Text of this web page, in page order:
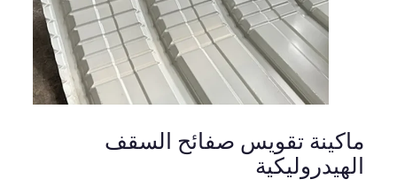
ماكينة تقويس صفائح السقف
الهيدروليكية